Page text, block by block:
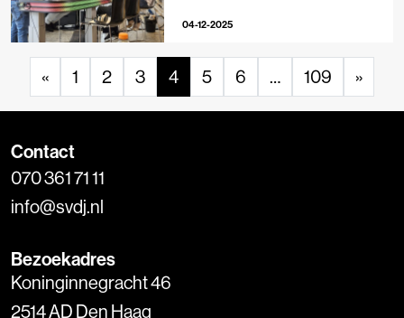
04-12-2025
« 1 2 3 4 5 6 … 109 »
Contact
070 361 71 11
info@svdj.nl
Bezoekadres
Koninginnegracht 46
2514 AD Den Haag